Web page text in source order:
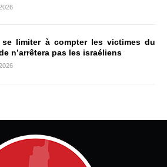
se limiter à compter les victimes du
n’arrêtera pas les israéliens